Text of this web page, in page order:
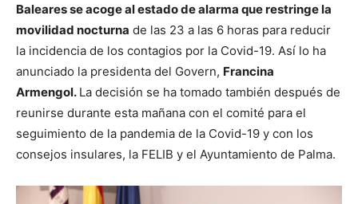
Baleares se acoge al estado de alarma que restringe la
movilidad nocturna de las 23 a las 6 horas para reducir
la incidencia de los contagios por la Covid-19. Así lo ha
anunciado la presidenta del Govern, Francina
Armengol. La decisión se ha tomado también después de
reunirse durante esta mañana con el comité para el
seguimiento de la pandemia de la Covid-19 y con los
consejos insulares, la FELIB y el Ayuntamiento de Palma.